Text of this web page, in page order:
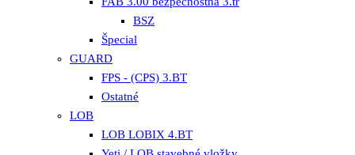
BSZ
Špecial
GUARD
FPS - (CPS) 3.BT
Ostatné
LOB
LOB LOBIX 4.BT